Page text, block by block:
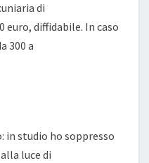
di
euro, diffidabile. In caso
300 a
in studio ho soppresso
luce di